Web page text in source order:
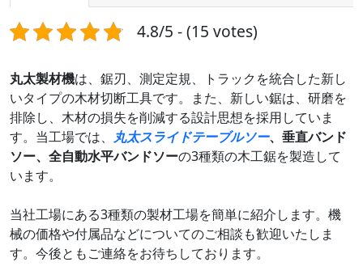
4.8/5 - (15 votes)
丸太製材機は、鋸刃、測定定規、トラックを統合した新し
いタイプの木材切断工具です。また、新しい鋸は、研磨を
排除し、木材の損失を削減する設計思想を採用していま
す。当工場では、 丸太スライドテーブルソー、垂直バンド
ソー、全自動水平バンドソーの3種類の木工鋸を製造して
います。
当社工場にある3種類の製材工場を簡単に紹介します。機
械の価格や付属品などについてのご相談も歓迎いたしま
す。今後ともご連絡をお待ちしております。